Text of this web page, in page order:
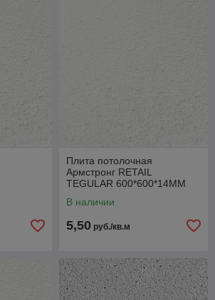
Плита потолочная
Армстронг RETAIL
TEGULAR 600*600*14ММ
В наличии
5,50 руб./кв.м